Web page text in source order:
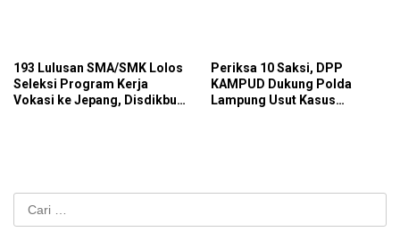
193 Lulusan SMA/SMK Lolos
Seleksi Program Kerja
Vokasi ke Jepang, Disdikbud
Periksa 10 Saksi, DPP
KAMPUD Dukung Polda
Lampung Usut Kasus